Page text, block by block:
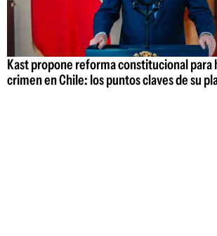
Kast propone reforma constitucional para
crimen en Chile: los puntos claves de su